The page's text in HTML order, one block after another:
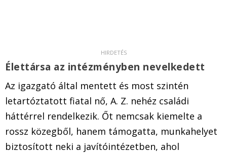
Élettársa az intézményben nevelkedett
Az igazgató által mentett és most szintén
letartóztatott fiatal nő, A. Z. nehéz családi
háttérrel rendelkezik. Őt nemcsak kiemelte a
rossz közegből, hanem támogatta, munkahelyet
biztosított neki a javítóintézetben, ahol